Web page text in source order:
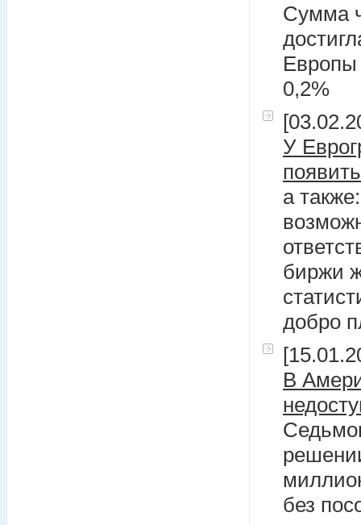
Сумма
Европы
0,2%
У
а
биржи
добро
В
без